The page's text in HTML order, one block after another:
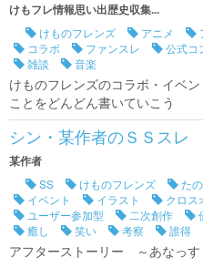
けもフレ情報思い出歴史収集...
けものフレンズ アニメ
コラボ
ファンスレ 公式コ
雑談
音楽
けものフレンズのコラボ・イベ
ことをどんどん書いていこう
シン・某作者のＳＳスレ
某作者
SS けものフレンズ た
イベント
イラスト クロス
ユーザー参加型
二次創作
癒し
笑い 考察 誰得
アフターストーリー ～あなっ